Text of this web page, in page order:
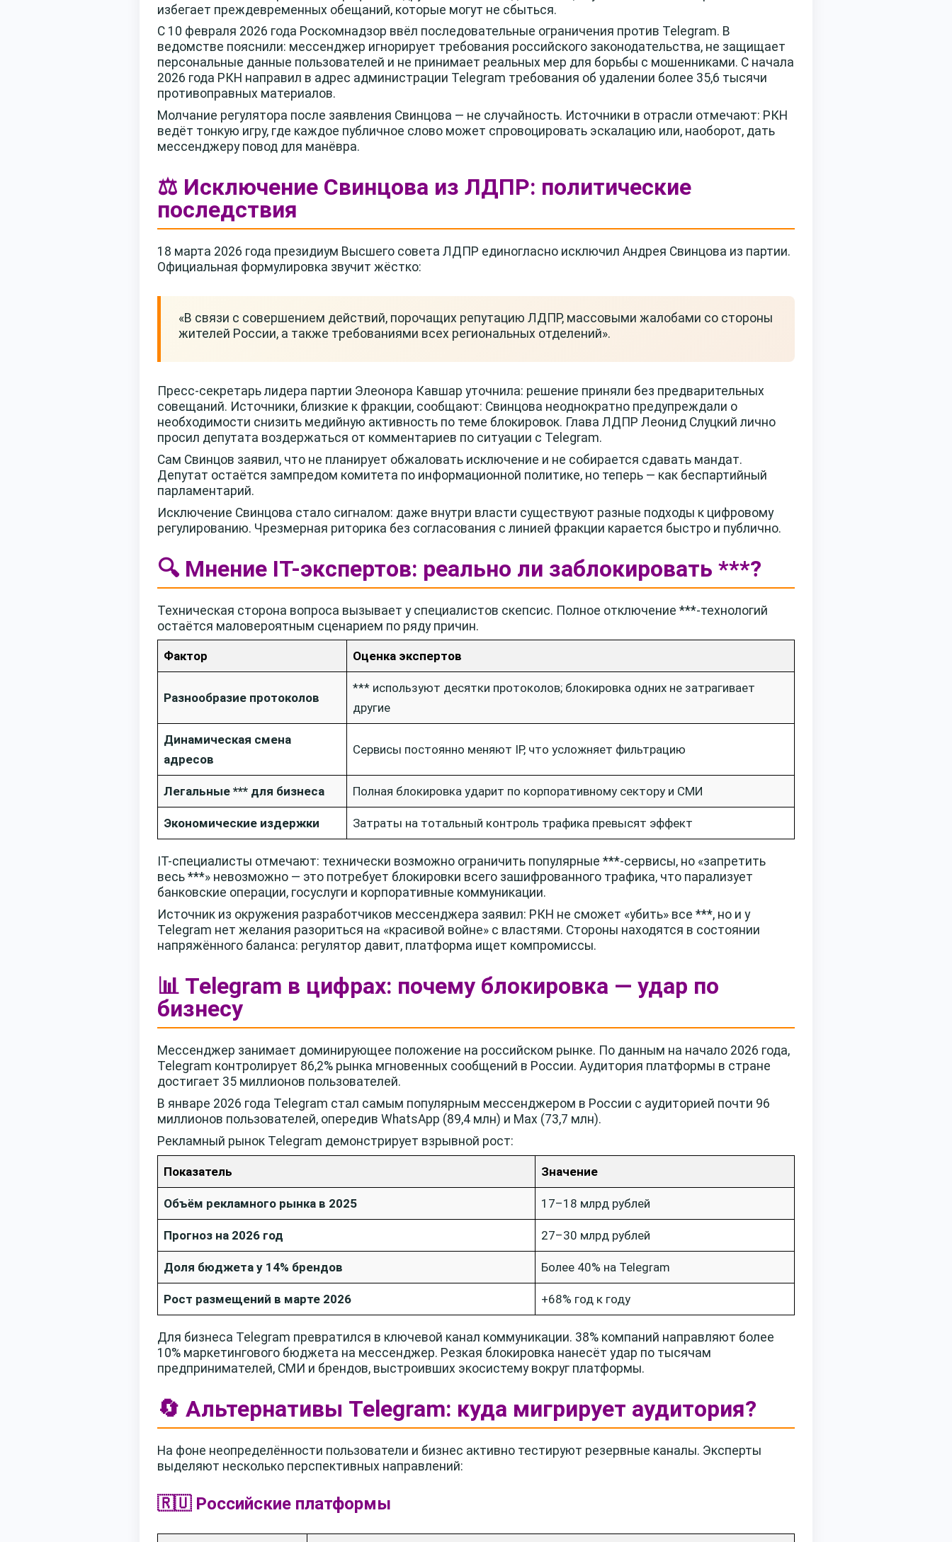
избегает преждевременных обещаний, которые могут не сбыться.
С 10 февраля 2026 года Роскомнадзор ввёл последовательные ограничения против Telegram. В
ведомстве пояснили: мессенджер игнорирует требования российского законодательства, не защищает
персональные данные пользователей и не принимает реальных мер для борьбы с мошенниками. С начала
2026 года РКН направил в адрес администрации Telegram требования об удалении более 35,6 тысячи
противоправных материалов.
Молчание регулятора после заявления Свинцова — не случайность. Источники в отрасли отмечают: РКН
ведёт тонкую игру, где каждое публичное слово может спровоцировать эскалацию или, наоборот, дать
мессенджеру повод для манёвра.
⚖️ Исключение Свинцова из ЛДПР: политические
последствия
18 марта 2026 года президиум Высшего совета ЛДПР единогласно исключил Андрея Свинцова из партии.
Официальная формулировка звучит жёстко:
«В связи с совершением действий, порочащих репутацию ЛДПР, массовыми жалобами со стороны
жителей России, а также требованиями всех региональных отделений».
Пресс-секретарь лидера партии Элеонора Кавшар уточнила: решение приняли без предварительных
совещаний. Источники, близкие к фракции, сообщают: Свинцова неоднократно предупреждали о
необходимости снизить медийную активность по теме блокировок. Глава ЛДПР Леонид Слуцкий лично
просил депутата воздержаться от комментариев по ситуации с Telegram.
Сам Свинцов заявил, что не планирует обжаловать исключение и не собирается сдавать мандат.
Депутат остаётся зампредом комитета по информационной политике, но теперь — как беспартийный
парламентарий.
Исключение Свинцова стало сигналом: даже внутри власти существуют разные подходы к цифровому
регулированию. Чрезмерная риторика без согласования с линией фракции карается быстро и публично.
🔍 Мнение IT-экспертов: реально ли заблокировать ***?
Техническая сторона вопроса вызывает у специалистов скепсис. Полное отключение ***-технологий
остаётся маловероятным сценарием по ряду причин.
Фактор Оценка экспертов
Разнообразие протоколов
*** используют десятки протоколов; блокировка одних не затрагивает
другие
Динамическая смена
адресов
Сервисы постоянно меняют IP, что усложняет фильтрацию
Легальные *** для бизнеса Полная блокировка ударит по корпоративному сектору и СМИ
Экономические издержки Затраты на тотальный контроль трафика превысят эффект
IT-специалисты отмечают: технически возможно ограничить популярные ***-сервисы, но «запретить
весь ***» невозможно — это потребует блокировки всего зашифрованного трафика, что парализует
банковские операции, госуслуги и корпоративные коммуникации.
Источник из окружения разработчиков мессенджера заявил: РКН не сможет «убить» все ***, но и у
Telegram нет желания разориться на «красивой войне» с властями. Стороны находятся в состоянии
напряжённого баланса: регулятор давит, платформа ищет компромиссы.
📊 Telegram в цифрах: почему блокировка — удар по
бизнесу
Мессенджер занимает доминирующее положение на российском рынке. По данным на начало 2026 года,
Telegram контролирует 86,2% рынка мгновенных сообщений в России. Аудитория платформы в стране
достигает 35 миллионов пользователей.
В январе 2026 года Telegram стал самым популярным мессенджером в России с аудиторией почти 96
миллионов пользователей, опередив WhatsApp (89,4 млн) и Max (73,7 млн).
Рекламный рынок Telegram демонстрирует взрывной рост:
Показатель Значение
Объём рекламного рынка в 2025 17–18 млрд рублей
Прогноз на 2026 год 27–30 млрд рублей
Доля бюджета у 14% брендов Более 40% на Telegram
Рост размещений в марте 2026 +68% год к году
Для бизнеса Telegram превратился в ключевой канал коммуникации. 38% компаний направляют более
10% маркетингового бюджета на мессенджер. Резкая блокировка нанесёт удар по тысячам
предпринимателей, СМИ и брендов, выстроивших экосистему вокруг платформы.
🔄 Альтернативы Telegram: куда мигрирует аудитория?
На фоне неопределённости пользователи и бизнес активно тестируют резервные каналы. Эксперты
выделяют несколько перспективных направлений:
🇷🇺 Российские платформы